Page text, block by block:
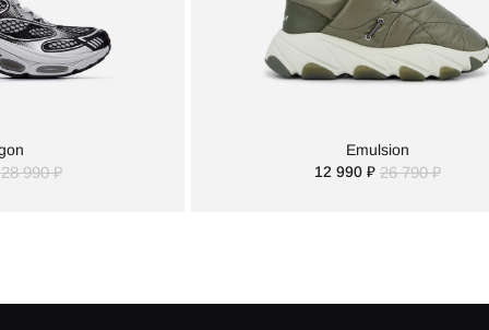
28 990 ₽
Emulsion
12 990 ₽ 26 790 ₽